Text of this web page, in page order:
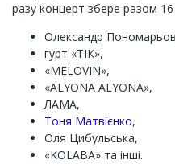
разу концерт збере разом
Олександр
гурт «ТІК»,
«MELOVIN»,
«ALYONA ALYONA»,
ЛАМА,
Тоня Матвієнко,
Оля Цибульська,
«KOLABA» та інші.